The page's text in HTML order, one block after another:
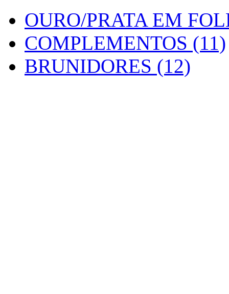
OURO/PRATA EM
COMPLEMENTOS (11)
BRUNIDORES (12)